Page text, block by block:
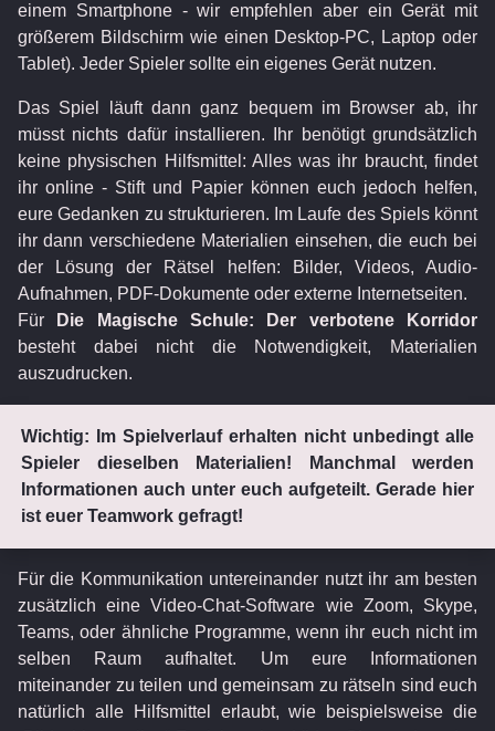
einem Smartphone - wir empfehlen aber ein Gerät mit
größerem Bildschirm wie einen Desktop-PC, Laptop oder
Tablet). Jeder Spieler sollte ein eigenes Gerät nutzen.
Das Spiel läuft dann ganz bequem im Browser ab, ihr
müsst nichts dafür installieren. Ihr benötigt grundsätzlich
keine physischen Hilfsmittel: Alles was ihr braucht, findet
ihr online - Stift und Papier können euch jedoch helfen,
eure Gedanken zu strukturieren. Im Laufe des Spiels könnt
ihr dann verschiedene Materialien einsehen, die euch bei
der Lösung der Rätsel helfen: Bilder, Videos, Audio-
Aufnahmen, PDF-Dokumente oder externe Internetseiten.
Für
Die Magische Schule: Der verbotene Korridor
besteht dabei nicht die Notwendigkeit, Materialien
auszudrucken.
Wichtig: Im Spielverlauf erhalten nicht unbedingt alle
Spieler dieselben Materialien! Manchmal werden
Informationen auch unter euch aufgeteilt. Gerade hier
ist euer Teamwork gefragt!
Für die Kommunikation untereinander nutzt ihr am besten
zusätzlich eine Video-Chat-Software wie Zoom, Skype,
Teams, oder ähnliche Programme, wenn ihr euch nicht im
selben Raum aufhaltet. Um eure Informationen
miteinander zu teilen und gemeinsam zu rätseln sind euch
natürlich alle Hilfsmittel erlaubt, wie beispielsweise die